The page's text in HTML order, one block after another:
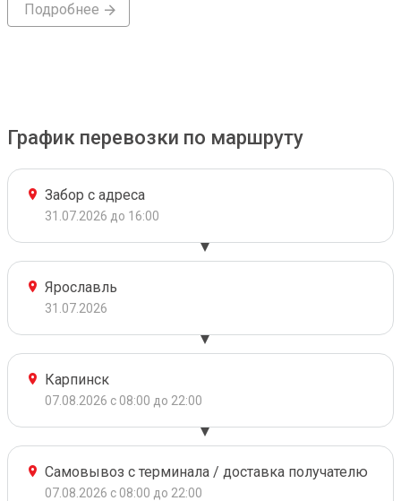
Подробнее
График перевозки по маршруту
Забор с адреса
31.07.2026 до 16:00
Ярославль
31.07.2026
Карпинск
07.08.2026 с 08:00 до 22:00
Самовывоз с терминала / доставка получателю
07.08.2026 с 08:00 до 22:00